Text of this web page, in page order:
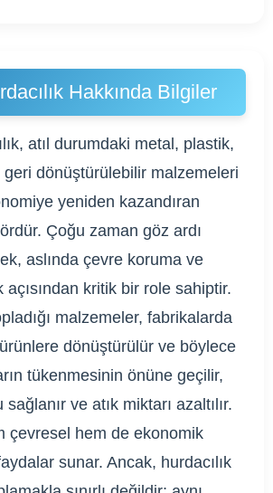
Hakkında Bilgiler
atıl durumdaki metal, plastik,
geri dönüştürülebilir malzemeleri
yeniden kazandıran
Çoğu zaman göz ardı
aslında çevre koruma ve
kritik bir role sahiptir.
malzemeler, fabrikalarda
dönüştürülür ve böylece
tükenmesinin önüne geçilir,
ve atık miktarı azaltılır.
çevresel hem de ekonomik
sunar. Ancak, hurdacılık